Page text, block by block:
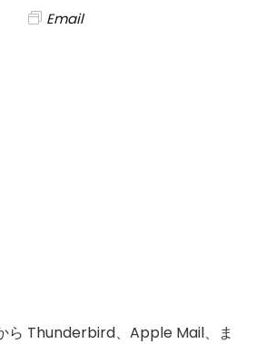
Email
Thunderbird、Apple Mail、ま